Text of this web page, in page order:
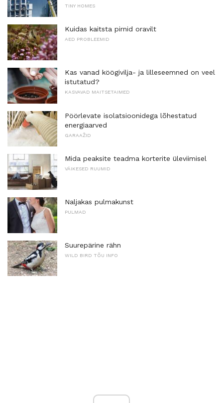
TINY HOMES
Kuidas kaitsta pirnid oravilt
AED PROBLEEMID
Kas vanad köögivilja- ja lilleseemned on veel
istutatud?
KASVAVAD MAITSETAIMED
Pöörlevate isolatsioonidega lõhestatud
energiaarved
GARAAŽID
Mida peaksite teadma korterite üleviimisel
VÄIKESED RUUMID
Naljakas pulmakunst
PULMAD
Suurepärine rähn
WILD BIRD TÕU INFO